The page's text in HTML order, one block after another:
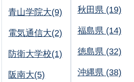
青山学院大(9)
電気通信大(2)
防衛大学校(1)
阪南大(5)
秋田県 (19)
福島県 (14)
徳島県 (32)
沖縄県 (38)